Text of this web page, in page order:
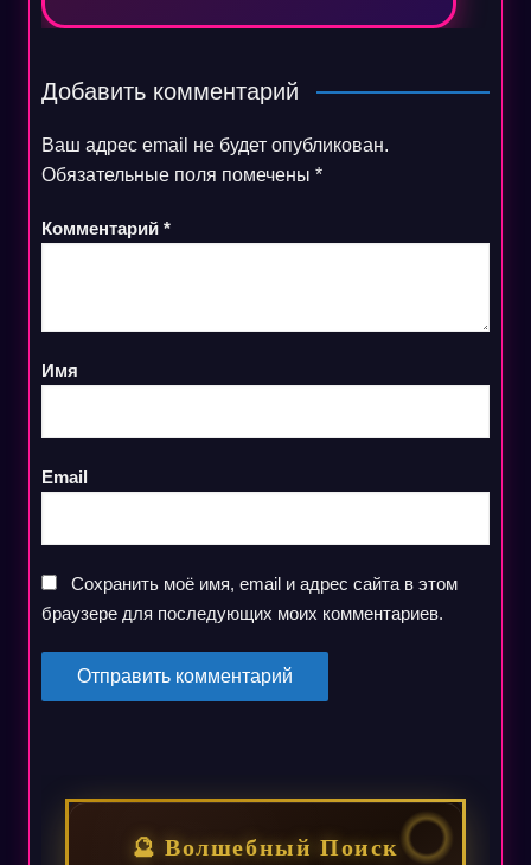
Добавить комментарий
Ваш адрес email не будет опубликован.
Обязательные поля помечены *
Комментарий *
Имя
Email
Сохранить моё имя, email и адрес сайта в этом
браузере для последующих моих комментариев.
🔮 Волшебный Поиск